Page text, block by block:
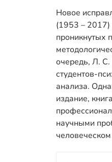
Новое
(1953 – 2017)
проникнутых
очередь, Л. С.
студентов-
анализа.
издание,
научными